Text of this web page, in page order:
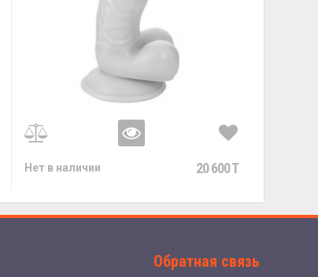
Нет в наличии 20 600 T
Обратная связь